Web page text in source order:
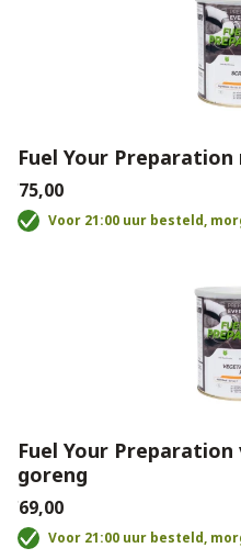
Fuel Your
€75,00
Voor 21:00 uur besteld,
Fuel Your
goreng
€69,00
Voor 21:00 uur besteld,